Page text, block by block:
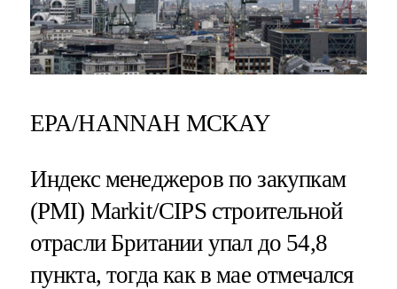
EPA/HANNAH MCKAY
Индекс менеджеров по закупкам
(PMI) Markit/CIPS строительной
отрасли Британии упал до 54,8
пункта, тогда как в мае отмечался